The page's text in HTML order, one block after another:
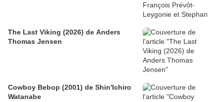
The Last Viking (2026) de Anders
Thomas Jensen
Cowboy Bebop (2001) de Shin'Ichiro
Watanabe